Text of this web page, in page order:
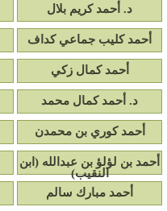
د. أحمد كريم بلال
أحمد كليب جماعي كداف
أحمد كمال زكي
د. أحمد كمال محمد
أحمد كوري بن محمدن
أحمد بن لؤلؤ بن عبدالله (ابن
النقيب)
أحمد مبارك سالم